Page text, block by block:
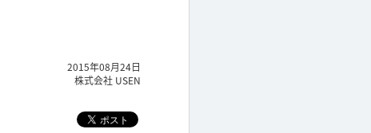
2015年08月24日
株式会社 USEN